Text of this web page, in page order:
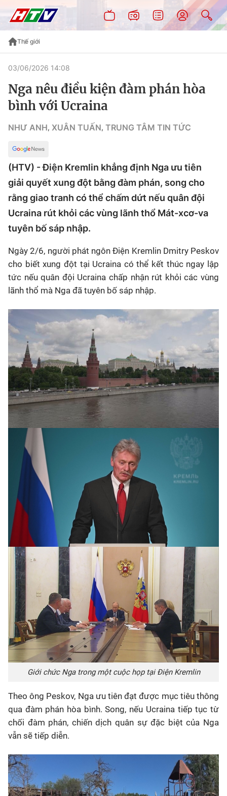
Thế giới
03/06/2026 14:08
Nga nêu điều kiện đàm phán hòa
bình với Ucraina
NHƯ ANH, XUÂN TUẤN, TRUNG TÂM TIN TỨC
(HTV) - Điện Kremlin khẳng định Nga ưu tiên
giải quyết xung đột bằng đàm phán, song cho
rằng giao tranh có thể chấm dứt nếu quân đội
Ucraina rút khỏi các vùng lãnh thổ Mát-xcơ-va
tuyên bố sáp nhập.
Ngày 2/6, người phát ngôn Điện Kremlin Dmitry Peskov
cho biết xung đột tại Ucraina có thể kết thúc ngay lập
tức nếu quân đội Ucraina chấp nhận rút khỏi các vùng
lãnh thổ mà Nga đã tuyên bố sáp nhập.
Giới chức Nga trong một cuộc họp tại Điện Kremlin
Theo ông Peskov, Nga ưu tiên đạt được mục tiêu thông
qua đàm phán hòa bình. Song, nếu Ucraina tiếp tục từ
chối đàm phán, chiến dịch quân sự đặc biệt của Nga
vẫn sẽ tiếp diễn.